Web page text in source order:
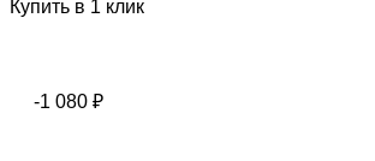
Купить в 1 клик
-1 080 ₽